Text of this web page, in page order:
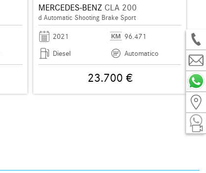
MERCEDES-BENZ CLA 200
d Automatic Shooting Brake Sport
2021
96.471
Diesel
Automatico
23.700 €